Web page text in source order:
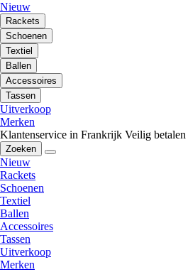
Nieuw
Rackets
Schoenen
Textiel
Ballen
Accessoires
Tassen
Uitverkoop
Merken
Klantenservice in Frankrijk Veilig betalen
Zoeken
Nieuw
Rackets
Schoenen
Textiel
Ballen
Accessoires
Tassen
Uitverkoop
Merken